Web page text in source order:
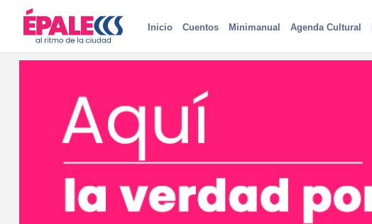
Inicio Cuentos Minimanual Agenda Cultural